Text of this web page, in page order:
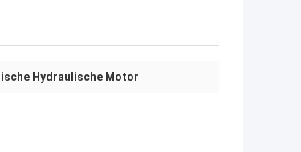
Hydraulische Motor